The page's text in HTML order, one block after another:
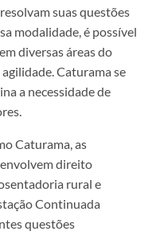
suas questões
modalidade, é possível
diversas áreas do
Caturama se
a necessidade de
Caturama, as
direito
rural e
Continuada
questões